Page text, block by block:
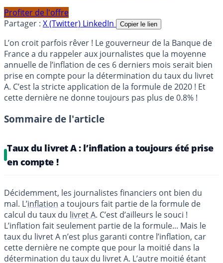
Profiter de l'offre
Partager : X (Twitter) LinkedIn Copier le lien
L’on croit parfois rêver ! Le gouverneur de la Banque de
France a du rappeler aux journalistes que la moyenne
annuelle de l’inflation de ces 6 derniers mois serait bien
prise en compte pour la détermination du taux du livret
A. C’est la stricte application de la formule de 2020 ! Et
cette dernière ne donne toujours pas plus de 0.8% !
Sommaire de l'article
Taux du livret A : l’inflation a toujours été prise
en compte !
Décidemment, les journalistes financiers ont bien du
mal. L’inflation a toujours fait partie de la formule de
calcul du taux du livret A. C’est d’ailleurs le souci !
L’inflation fait seulement partie de la formule... Mais le
taux du livret A n’est plus garanti contre l’inflation, car
cette dernière ne compte que pour la moitié dans la
détermination du taux du livret A. L’autre moitié étant